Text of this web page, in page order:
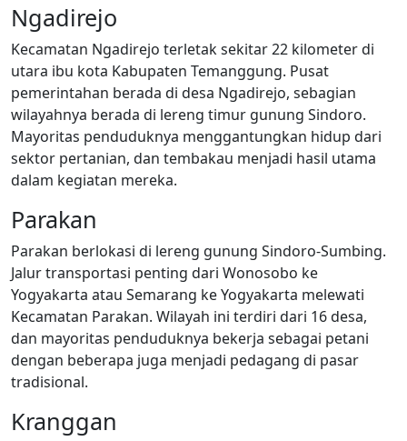
Ngadirejo
Kecamatan Ngadirejo terletak sekitar 22 kilometer di
utara ibu kota Kabupaten Temanggung. Pusat
pemerintahan berada di desa Ngadirejo, sebagian
wilayahnya berada di lereng timur gunung Sindoro.
Mayoritas penduduknya menggantungkan hidup dari
sektor pertanian, dan tembakau menjadi hasil utama
dalam kegiatan mereka.
Parakan
Parakan berlokasi di lereng gunung Sindoro-Sumbing.
Jalur transportasi penting dari Wonosobo ke
Yogyakarta atau Semarang ke Yogyakarta melewati
Kecamatan Parakan. Wilayah ini terdiri dari 16 desa,
dan mayoritas penduduknya bekerja sebagai petani
dengan beberapa juga menjadi pedagang di pasar
tradisional.
Kranggan